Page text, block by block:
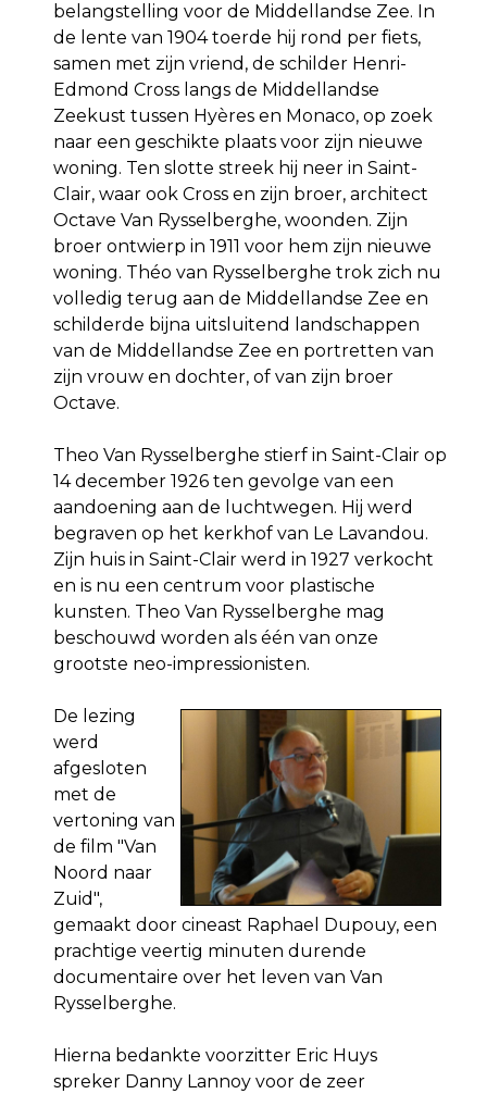
belangstelling voor de Middellandse Zee. In
de lente van 1904 toerde hij rond per fiets,
samen met zijn vriend, de schilder Henri-
Edmond Cross langs de Middellandse
Zeekust tussen Hyères en Monaco, op zoek
naar een geschikte plaats voor zijn nieuwe
woning. Ten slotte streek hij neer in Saint-
Clair, waar ook Cross en zijn broer, architect
Octave Van Rysselberghe, woonden. Zijn
broer ontwierp in 1911 voor hem zijn nieuwe
woning. Théo van Rysselberghe trok zich nu
volledig terug aan de Middellandse Zee en
schilderde bijna uitsluitend landschappen
van de Middellandse Zee en portretten van
zijn vrouw en dochter, of van zijn broer
Octave.
Theo Van Rysselberghe stierf in Saint-Clair op
14 december 1926 ten gevolge van een
aandoening aan de luchtwegen. Hij werd
begraven op het kerkhof van Le Lavandou.
Zijn huis in Saint-Clair werd in 1927 verkocht
en is nu een centrum voor plastische
kunsten. Theo Van Rysselberghe mag
beschouwd worden als één van onze
grootste neo-impressionisten.
De lezing
werd
afgesloten
met de
vertoning van
de film "Van
Noord naar
Zuid",
gemaakt door cineast Raphael Dupouy, een
prachtige veertig minuten durende
documentaire over het leven van Van
Rysselberghe.
Hierna bedankte voorzitter Eric Huys
spreker Danny Lannoy voor de zeer